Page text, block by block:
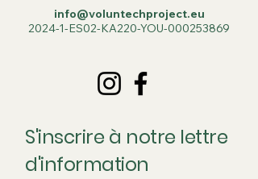
info@voluntechproject.eu
2024-1-ES02-KA220-YOU-000253869
S'inscrire à notre lettre
d'information